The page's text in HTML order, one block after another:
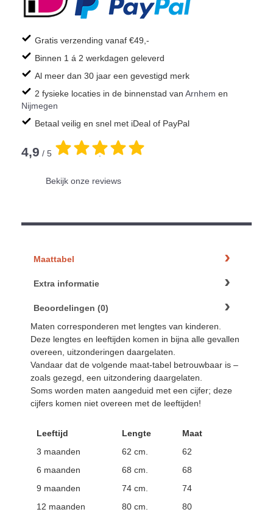
Gratis verzending vanaf €49,-
Binnen 1 á 2 werkdagen geleverd
Al meer dan 30 jaar een gevestigd merk
2 fysieke locaties in de binnenstad van Arnhem en
Nijmegen
Betaal veilig en snel met iDeal of PayPal
4,9 / 5 .
Bekijk onze reviews
Maattabel
Extra informatie
Beoordelingen (0)
Maten corresponderen met lengtes van kinderen.
Deze lengtes en leeftijden komen in bijna alle gevallen
overeen, uitzonderingen daargelaten.
Vandaar dat de volgende maat-tabel betrouwbaar is –
zoals gezegd, een uitzondering daargelaten.
Soms worden maten aangeduid met een cijfer; deze
cijfers komen niet overeen met de leeftijden!
Leeftijd Lengte
Maat
3 maanden
62 cm.
62
6 maanden
68 cm.
68
9 maanden
74 cm.
74
12 maanden
80 cm. 80